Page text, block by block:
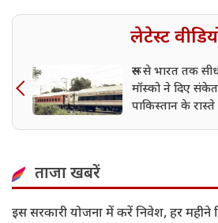
लेटेस्ट
रूस से भारत तक
मॉस्को ने दिए
पाकिस्तान के
ताजा खबरें
इस सरकारी योजना में करें निवेश, हर महीने